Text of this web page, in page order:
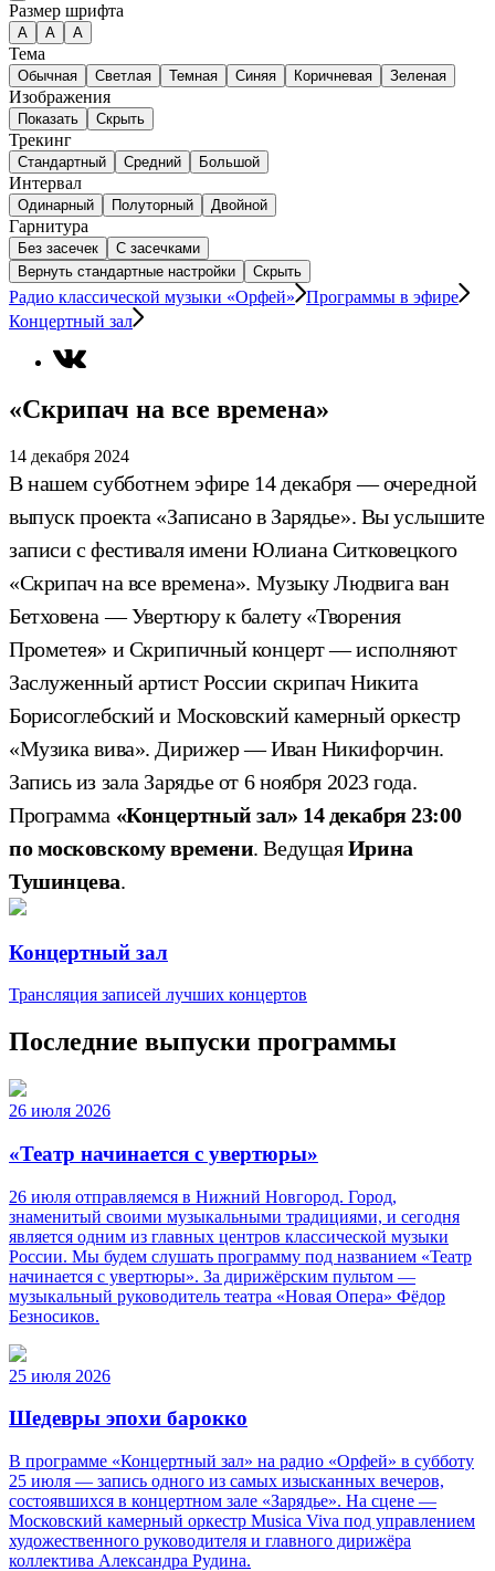
Размер шрифта
А A A
Тема
Обычная Светлая Темная Синяя Коричневая Зеленая
Изображения
Показать Скрыть
Трекинг
Стандартный Средний Большой
Интервал
Одинарный Полуторный Двойной
Гарнитура
Без засечек
С засечками
Вернуть стандартные настройки
Скрыть
Радио классической музыки «Орфей»
Программы в эфире
Концертный зал
«Скрипач на все времена»
14 декабря 2024
В нашем субботнем эфире 14 декабря — очередной
выпуск проекта «Записано в Зарядье». Вы услышите
записи с фестиваля имени Юлиана Ситковецкого
«Скрипач на все времена». Музыку Людвига ван
Бетховена — Увертюру к балету «Творения
Прометея» и Скрипичный концерт — исполняют
Заслуженный артист России скрипач Никита
Борисоглебский и Московский камерный оркестр
«Музика вива». Дирижер — Иван Никифорчин.
Запись из зала Зарядье от 6 ноября 2023 года.
Программа «Концертный зал» 14 декабря 23:00
по московскому времени. ВедущаяИрина
Тушинцева.
Концертный зал
Трансляция записей лучших концертов
Последние выпуски программы
26 июля 2026
«Театр начинается с увертюры»
26 июля отправляемся в Нижний Новгород. Город,
знаменитый своими музыкальными традициями, и сегодня
является одним из главных центров классической музыки
России. Мы будем слушать программу под названием «Театр
начинается с увертюры». За дирижёрским пультом —
музыкальный руководитель театра «Новая Опера» Фёдор
Безносиков.
25 июля 2026
Шедевры эпохи барокко
В программе «Концертный зал» на радио «Орфей» в субботу
25 июля — запись одного из самых изысканных вечеров,
состоявшихся в концертном зале «Зарядье». На сцене —
Московский камерный оркестр Musica Viva под управлением
художественного руководителя и главного дирижёра
коллектива Александра Рудина.